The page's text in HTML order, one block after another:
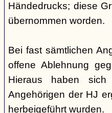
Händedrucks; diese
übernommen worden.
Bei fast sämtlichen
offene Ablehnung
Hieraus haben
Angehörigen der HJ
herbeigeführt wurden.